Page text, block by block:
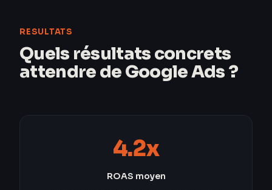
RESULTATS
Quels résultats concrets
attendre de Google Ads ?
4.2x
ROAS moyen